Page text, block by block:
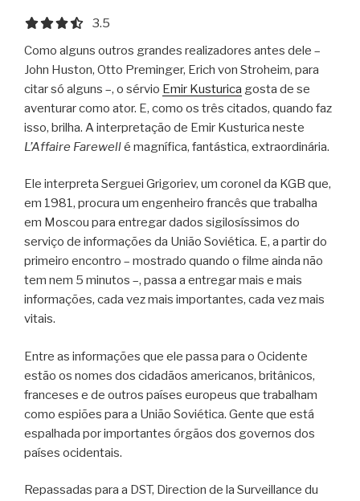
3.5 out of 5.0 stars
3.5
Como alguns outros grandes realizadores antes dele –
John Huston, Otto Preminger, Erich von Stroheim, para
citar só alguns –, o sérvio Emir Kusturica gosta de se
aventurar como ator. E, como os três citados, quando faz
isso, brilha. A interpretação de Emir Kusturica neste
L’Affaire Farewellé magnífica, fantástica, extraordinária.
Ele interpreta Serguei Grigoriev, um coronel da KGB que,
em 1981, procura um engenheiro francês que trabalha
em Moscou para entregar dados sigilosíssimos do
serviço de informações da União Soviética. E, a partir do
primeiro encontro – mostrado quando o filme ainda não
tem nem 5 minutos –, passa a entregar mais e mais
informações, cada vez mais importantes, cada vez mais
vitais.
Entre as informações que ele passa para o Ocidente
estão os nomes dos cidadãos americanos, britânicos,
franceses e de outros países europeus que trabalham
como espiões para a União Soviética. Gente que está
espalhada por importantes órgãos dos governos dos
países ocidentais.
Repassadas para a DST, Direction de la Surveillance du